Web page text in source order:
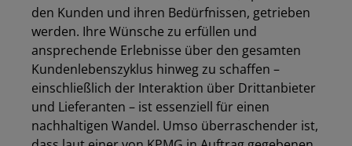
den Kunden und ihren Bedürfnissen, getrieben
werden. Ihre Wünsche zu erfüllen und
ansprechende Erlebnisse über den gesamten
Kundenlebenszyklus hinweg zu schaffen –
einschließlich der Interaktion über Drittanbieter
und Lieferanten – ist essenziell für einen
nachhaltigen Wandel. Umso überraschender ist,